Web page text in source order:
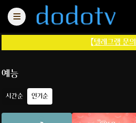
【텔레그램 문의
예능
시간순 인기순